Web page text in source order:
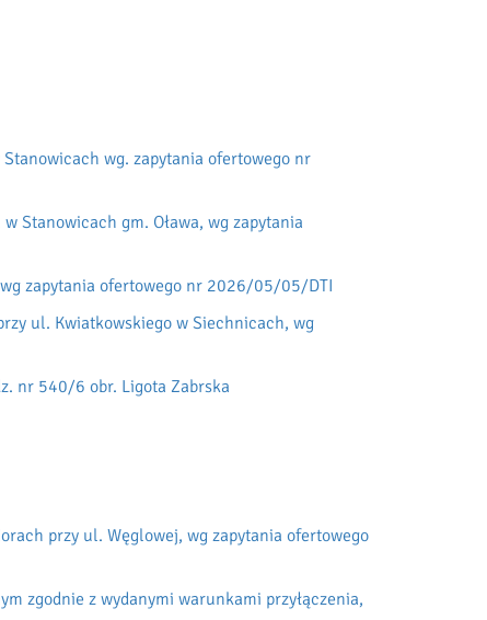
wg. zapytania ofertowego nr
Stanowicach gm. Oława, wg zapytania
zapytania ofertowego nr 2026/05/05/DTI
ul. Kwiatkowskiego w Siechnicach, wg
nr 540/6 obr. Ligota Zabrska
przy ul. Węglowej, wg zapytania ofertowego
zgodnie z wydanymi warunkami przyłączenia,